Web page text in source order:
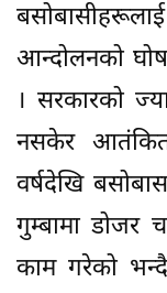
आन्दोलनको
। सरकारको
नसकेर
वर्षदेखि
गुम्बामा डोजर
काम गरेको भन्दै